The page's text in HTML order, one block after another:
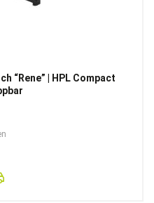
“Rene” | HPL Compact